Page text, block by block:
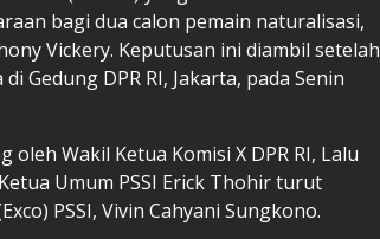
bagi dua calon pemain naturalisasi,
Vickery. Keputusan ini diambil setelah
Gedung DPR RI, Jakarta, pada Senin
Wakil Ketua Komisi X DPR RI, Lalu
Umum PSSI Erick Thohir turut
PSSI, Vivin Cahyani Sungkono.